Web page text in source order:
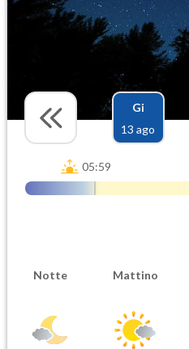
Gi
13 ago
05:59
Notte Mattino